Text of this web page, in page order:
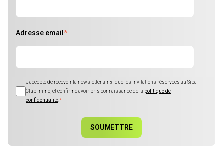
Adresse email *
J'accepte de recevoir la newsletter ainsi que les invitations réservées au Sipa
Club Immo, et confirme avoir pris connaissance de la politique de
confidentialité*